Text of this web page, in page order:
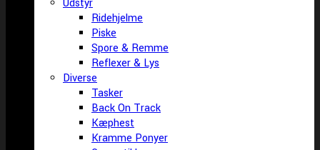
Udstyr
Ridehjelme
Piske
Spore & Remme
Reflexer & Lys
Diverse
Tasker
Back On Track
Kæphest
Kramme Ponyer